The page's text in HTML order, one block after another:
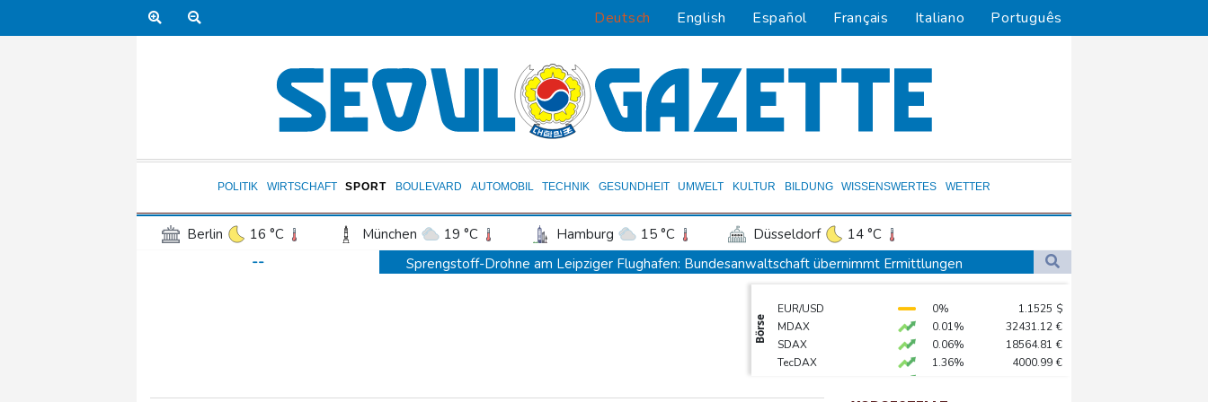
Deutsch English Español Français Italiano Português
POLITIK WIRTSCHAFT SPORT BOULEVARD AUTOMOBIL TECHNIK GESUNDHEIT UMWELT KULTUR BILDUNG WISSENSWERTES WETTER
Berlin 16 °C München 19 °C Hamburg 15 °C Düsseldorf
14 °C
Frankfurt am Main
Potsdam 17 °C Leipzig 16 °C Dortmund
12 °C
Bremen
Wien
--
Sprengstoff-Drohne am Leipziger Flughafen: Bundesanwaltschaft übernimmt Ermittlungen
Regierung und Opposition in Venezuela beginnen offiziellen Dialog - ohne Machado
USA wollen bei Visa-Anträgen offenbar Online-Aktivitäten noch stärker überprüfen
Röwekamp: Innenministerium muss zentral für Drohnenabwehr zuständig sein
Börse
EUR/USD 0% 1.1525 $
MDAX
0.01% 32431.12 €
SDAX
0.06% 18564.81 €
TecDAX
1.36% 4000.99 €
DAX
0.05%